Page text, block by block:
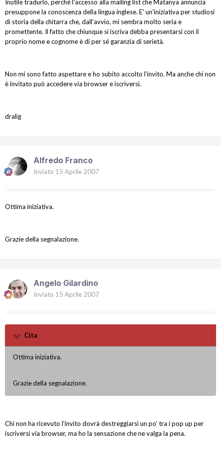
Inutile tradurlo, perché l'accesso alla mailing list che Matanya annuncia
presuppone la conoscenza della lingua inglese. E' un'iniziativa per studiosi
di storia della chitarra che, dall'avvio, mi sembra molto seria e
promettente. Il fatto che chiunque si iscriva debba presentarsi con il
proprio nome e cognome è di per sé garanzia di serietà.
Non mi sono fatto aspettare e ho subito accolto l'invito. Ma anche chi non
è invitato può accedere via browser e iscriversi.
dralig
Alfredo Franco
Inviato 15 Aprile 2007
Ottima iniziativa.
Grazie della segnalazione.
Angelo Gilardino
Inviato 15 Aprile 2007
Cita
Ottima iniziativa.
Grazie della segnalazione.
Chi non ha ricevuto l'invito dovrà destreggiarsi un po' tra i pop up per
iscriversi via browser, ma ho la sensazione che ne valga la pena.